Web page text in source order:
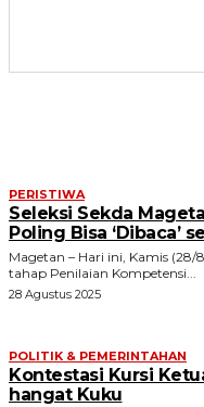
PERISTIWA
Seleksi Sekda
Poling Bisa ‘Dibaca’
Magetan – Hari ini, Kamis (28/
tahap Penilaian Kompetensi...
28 Agustus 2025
POLITIK & PEMERINTAHAN
Kontestasi Kursi
hangat Kuku